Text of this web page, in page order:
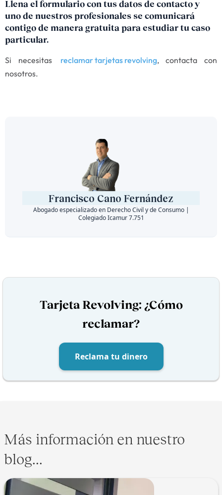
Llena el formulario con tus datos de contacto y
uno de nuestros profesionales se comunicará
contigo de manera gratuita para estudiar tu caso
particular.
Si necesitas reclamar tarjetas revolving, contacta con
nosotros.
Francisco Cano Fernández
Abogado especializado en Derecho Civil y de Consumo |
Colegiado Icamur 7.751
Tarjeta Revolving: ¿Cómo
reclamar?
Reclama tu dinero
Más información en nuestro
blog...